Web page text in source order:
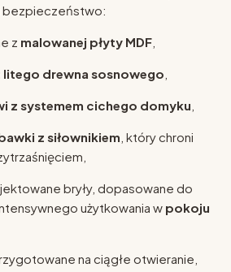
bezpieczeństwo:
z malowanej płyty MDF
litego drewna sosnowego
z systemem cichego domyku
z siłownikiem , który chroni
bryły, dopasowane do
użytkowania w pokoju
na ciągłe otwieranie,